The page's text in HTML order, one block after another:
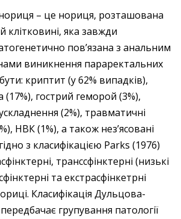
– це нориця, розташована
клітковині, яка завжди
пов’язана з анальним
виникнення параректальних
криптит (у 62% випадків),
гострий геморой (3%),
(2%), травматичні
НВК (1%), а також нез’ясовані
з класифікацією Parks (1976)
транссфінктерні (низькі
та екстрасфінкетрні
Класифікація Дульцова-
групування патології